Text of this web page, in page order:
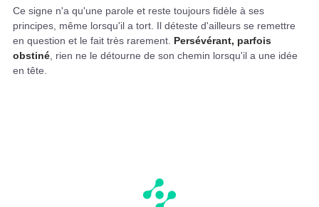
Ce signe n'a qu'une parole et reste toujours fidèle à ses
principes, même lorsqu'il a tort. Il déteste d'ailleurs se remettre
en question et le fait très rarement. Persévérant, parfois
obstiné , rien ne le détourne de son chemin lorsqu'il a une idée
en tête.